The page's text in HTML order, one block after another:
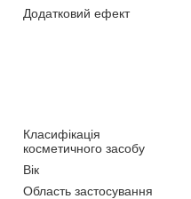
Додатковий ефект
Класифікація
косметичного засобу
Вік
Область застосування